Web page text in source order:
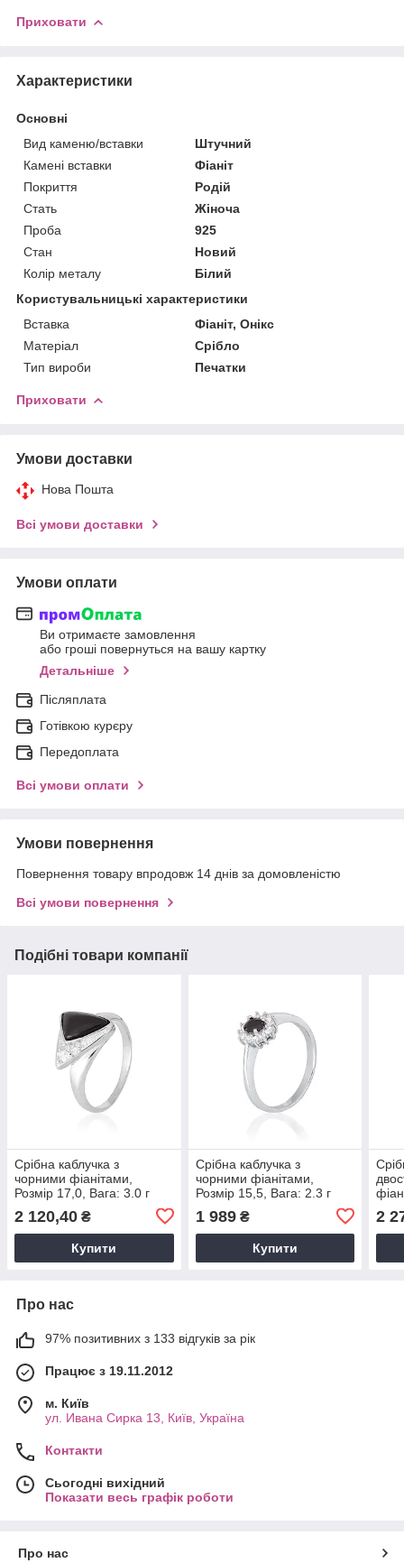
Приховати
Характеристики
Основні
Вид каменю/вставки
Штучний
Камені вставки
Фіаніт
Покриття
Родій
Стать
Жіноча
Проба
925
Стан
Новий
Колір металу
Білий
Користувальницькі характеристики
Вставка
Фіаніт, Онікс
Матеріал
Срібло
Тип вироби
Печатки
Приховати
Умови доставки
Нова Пошта
Всі умови доставки
Умови оплати
Ви отримаєте замовлення
або гроші повернуться на вашу картку
Детальніше
Післяплата
Готівкою курєру
Передоплата
Всі умови оплати
Умови повернення
Повернення товару впродовж 14 днів за домовленістю
Всі умови повернення
Подібні товари компанії
Срібна каблучка з
чорними фіанітами,
Розмір 17,0, Вага: 3.0 г
2 120,40 ₴
Купити
Срібна каблучка з
чорними фіанітами,
Розмір 15,5, Вага: 2.3 г
1 989₴
Купити
2
Про нас
97% позитивних з 133 відгуків за рік
Працює з 19.11.2012
м. Київ
ул. Ивана Сирка 13, Київ, Україна
Контакти
Сьогодні вихідний
Показати весь графік роботи
Про нас